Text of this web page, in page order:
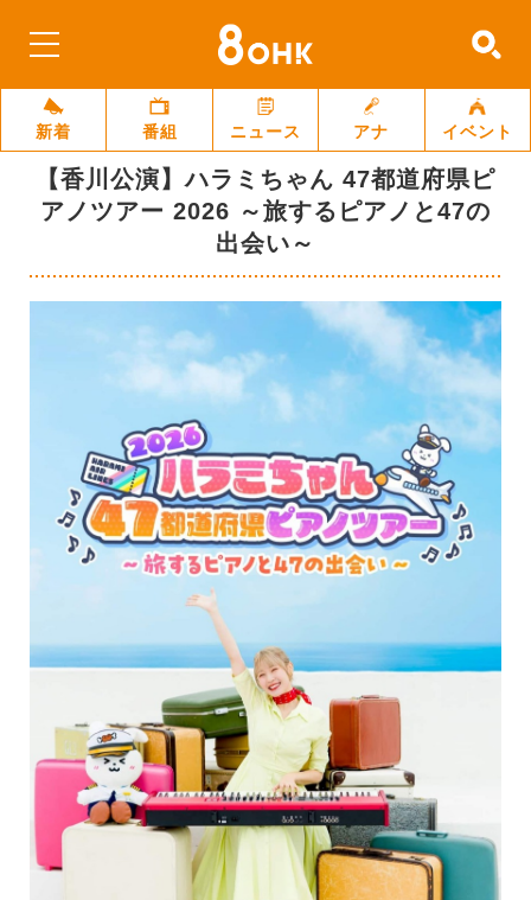
新着 番組 ニュース アナ イベント
【香川公演】ハラミちゃん 47都道府県ピ
アノツアー 2026 ～旅するピアノと47の
出会い～